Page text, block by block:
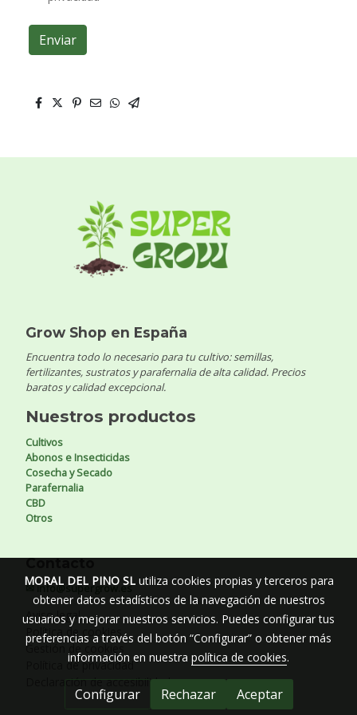
Enviar
Grow Shop en España
Encuentra todo lo necesario para tu cultivo: semillas,
fertilizantes, sustratos y parafernalia de alta calidad. Precios
baratos y calidad excepcional.
Nuestros productos
Cultivos
Abonos e Insecticidas
Cosecha y Secado
Parafernalia
CBD
Otros
Contacto
✉ info@supergrow.es
Aviso legal
Política de cookies
Gestión de cookies
Política de privacidad
Declaración de accesibilidad
MORAL DEL PINO SLutiliza cookies propias y terceros para
obtener datos estadísticos de la navegación de nuestros
usuarios y mejorar nuestros servicios. Puedes configurar tus
preferencias a través del botón “Configurar” o obtener más
información en nuestra política de cookies.
Configurar Rechazar Aceptar